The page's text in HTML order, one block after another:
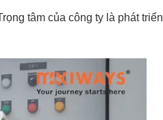
tâm của công ty là phát triển